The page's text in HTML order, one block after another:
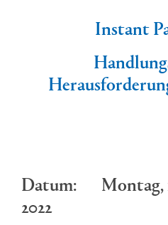
Instant
Datum: Montag,
2022